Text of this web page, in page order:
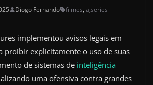
Diogo Fernando filmes,ia,series
implementou avisos legais em
proibir explicitamente o uso de suas
de sistemas de inteligência
uma ofensiva contra grandes